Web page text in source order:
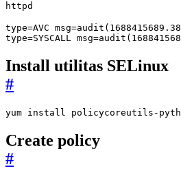
httpd
type=SYSCALL
Install utilitas SELinux
#
yum install policycoreutils-
Create policy
#